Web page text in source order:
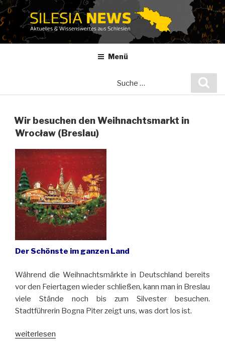
Zum
Inhalt
springen
Menü
Wir besuchen den Weihnachtsmarkt in
Wrocław (Breslau)
Der Schönste im ganzen Land
Während die Weihnachtsmärkte in Deutschland bereits
vor den Feiertagen wieder schließen, kann man in Breslau
viele Stände noch bis zum Silvester besuchen.
Stadtführerin Bogna Piter zeigt uns, was dort los ist.
„Wir
weiterlesen